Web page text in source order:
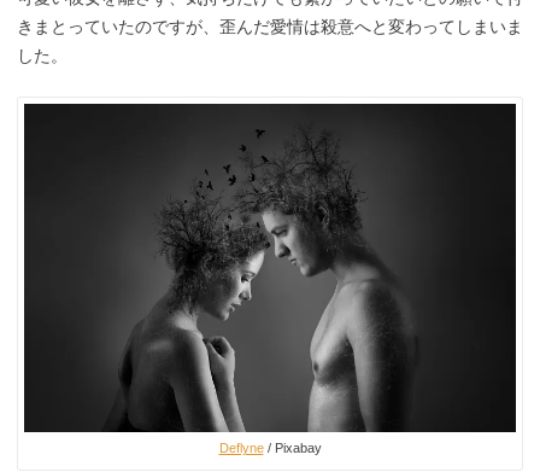
きまとっていたのですが、歪んだ愛情は殺意へと変わってしまいま
した。
Deflyne/ Pixabay